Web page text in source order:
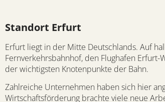
Standort Erfurt
Erfurt liegt in der Mitte Deutschlands. Auf
Fernverkehrsbahnhof, den Flughafen
der wichtigsten Knotenpunkte der Bahn.
Zahlreiche Unternehmen haben sich hier
Wirtschaftsförderung brachte viele neue